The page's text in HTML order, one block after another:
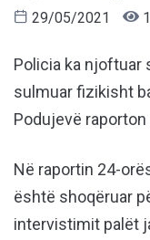
29/05/2021
Policia ka njoftuar
sulmuar fizikisht
Podujevë
Në raportin 24-
është shoqëruar
intervistimit palët